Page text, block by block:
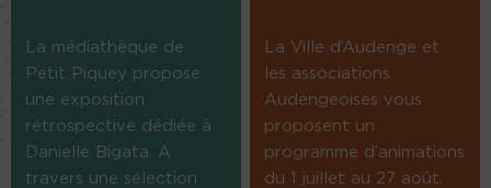
La médiathèque de
Petit Piquey propose
une exposition
rétrospective dédiée à
Danielle Bigata. A
travers une sélection
La Ville d’Audenge et
les associations
Audengeoises vous
proposent un
programme d’animations
du 1 juillet au 27 août.